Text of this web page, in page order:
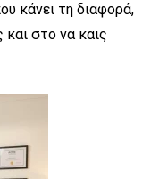
κάνει τη διαφορά,
στο να καις